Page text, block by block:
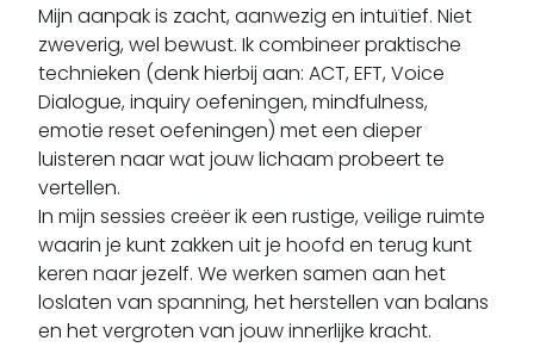
Mijn aanpak is zacht, aanwezig en intuïtief. Niet
zweverig, wel bewust. Ik combineer praktische
technieken (denk hierbij aan: ACT, EFT, Voice
Dialogue, inquiry oefeningen, mindfulness,
emotie reset oefeningen) met een dieper
luisteren naar wat jouw lichaam probeert te
vertellen.
In mijn sessies creëer ik een rustige, veilige ruimte
waarin je kunt zakken uit je hoofd en terug kunt
keren naar jezelf. We werken samen aan het
loslaten van spanning, het herstellen van balans
en het vergroten van jouw innerlijke kracht.